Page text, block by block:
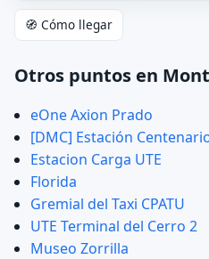
🧭 Cómo llegar
Otros puntos en
eOne Axion Prado
[DMC] Estación
Estacion Carga UTE
Florida
Gremial del Taxi CPATU
UTE Terminal del Cerro 2
Museo Zorrilla